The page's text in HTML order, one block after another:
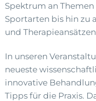
Spektrum an
Sportarten bis hin zu
und
In unseren
neueste
innovative
Tipps für die Praxis.